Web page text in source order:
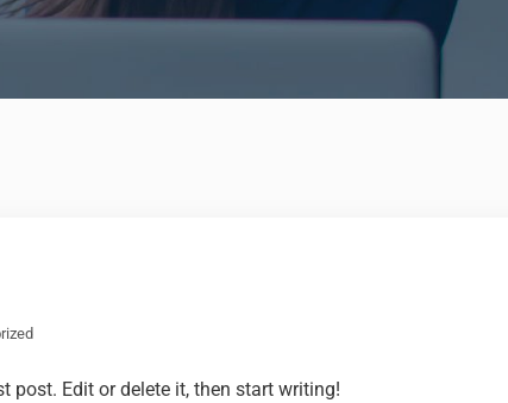
post. Edit or delete it, then start writing!